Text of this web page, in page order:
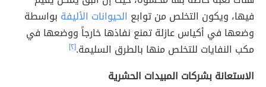
فيها، ويكون التخلص من توابع الحيوانات الأليفة بواسطة
وضعها في أكياس عازلة تمنع نفاذها خارجاً ووضعها في
مكب النفايات للتخلص منها بالطرق السليمة.[٢]
الاستعانة بشركات المبيدات الحشرية